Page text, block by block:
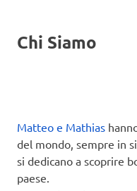
Chi Siamo
Matteo e Mathias
del mondo, sempre in
si dedicano a scoprire
paese.